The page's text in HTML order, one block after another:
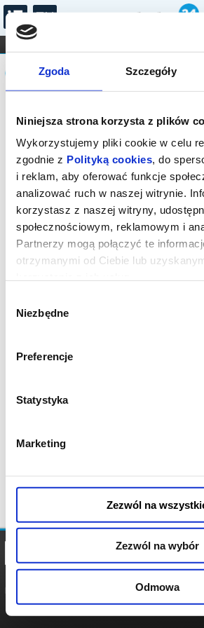
Zgoda Szczegóły
Niniejsza strona korzysta z plików
Wykorzystujemy pliki cookie w celu
zgodnie z Polityką cookies, do
i reklam, aby oferować funkcje
analizować ruch w naszej witrynie.
korzystasz z naszej witryny,
społecznościowym, reklamowym i
Partnerzy mogą połączyć te
otrzymanymi od Ciebie lub
zgody
Niezbędne
Preferencje
Statystyka
Marketing
Zezwól na
Zezwól na wybór
Odmowa
FILHARMONIA OPERA I BALET
DLA DZIECI
Komunikat
Sprzedaż on-line została
sprawdź dostępność
Kontakt tel.: 18 544 74 72
kino@rabka.pl
POLITYKA